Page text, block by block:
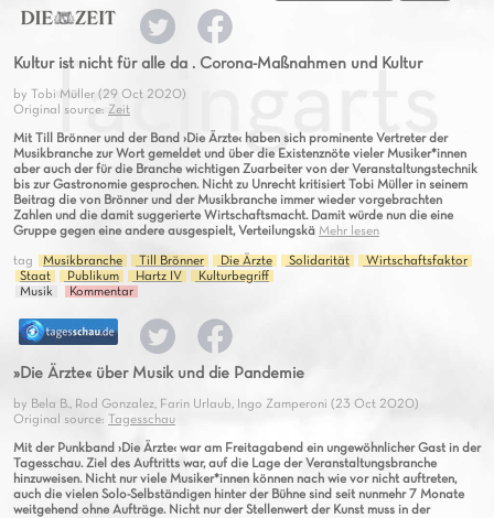
Kultur ist nicht für alle da . Corona-Maßnahmen und Kultur
by Tobi Müller (29 Oct 2020)
Original source: Zeit
Mit Till Brönner und der Band ›Die Ärzte‹ haben sich prominente Vertreter der
Musikbranche zur Wort gemeldet und über die Existenznöte vieler Musiker*innen
aber auch der für die Branche wichtigen Zuarbeiter von der Veranstaltungstechnik
bis zur Gastronomie gesprochen. Nicht zu Unrecht kritisiert Tobi Müller in seinem
Beitrag die von Brönner und der Musikbranche immer wieder vorgebrachten
Zahlen und die damit suggerierte Wirtschaftsmacht. Damit würde nun die eine
Gruppe gegen eine andere ausgespielt, Verteilungskä Mehr lesen
tag Musikbranche Till Brönner Die Ärzte Solidarität
Wirtschaftsfaktor
Staat
Publikum Hartz IV
Kulturbegriff
Musik
Kommentar
»Die Ärzte« über Musik und die Pandemie
by Bela B., Rod Gonzalez, Farin Urlaub, Ingo Zamperoni (23 Oct 2020)
Original source: Tagesschau
Mit der Punkband ›Die Ärzte‹ war am Freitagabend ein ungewöhnlicher Gast in der
Tagesschau. Ziel des Auftritts war, auf die Lage der Veranstaltungsbranche
hinzuweisen. Nicht nur viele Musiker*innen können nach wie vor nicht auftreten,
auch die vielen Solo-Selbständigen hinter der Bühne sind seit nunmehr 7 Monate
weitgehend ohne Aufträge. Nicht nur der Stellenwert der Kunst muss in der